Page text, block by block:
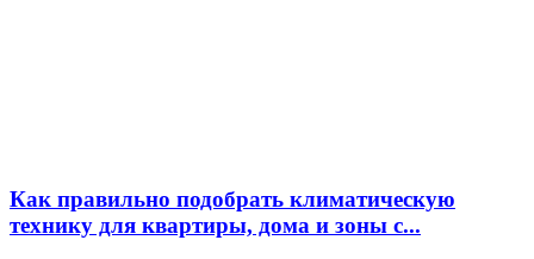
Как правильно подобрать климатическую
технику для квартиры, дома и зоны с...